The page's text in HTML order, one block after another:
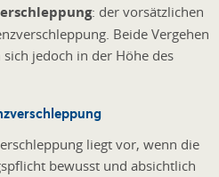
: der vorsätzlichen
Beide Vergehen
jedoch in der Höhe des
liegt vor, wenn die
bewusst und absichtlich